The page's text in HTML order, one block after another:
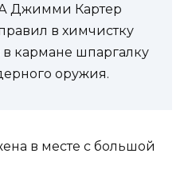
Джимми Картер
в химчистку
кармане шпаргалку
оружия.
в месте с большой